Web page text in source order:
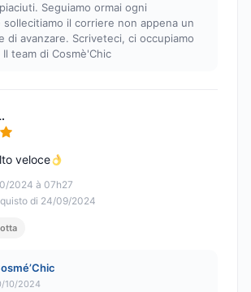
Seguiamo ormai ogni
sollecitiamo il corriere non appena un
di avanzare. Scriveteci, ci occupiamo
team di Cosmè'Chic
5
2024 à 07h27
di 24/09/2024
veloce
10/2024